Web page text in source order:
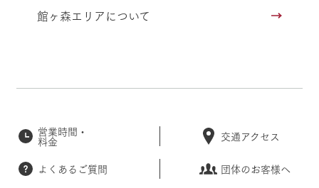
館ヶ森エリアについて
営業時間・
料金 交通アクセス
よくあるご質問
団体のお客様へ